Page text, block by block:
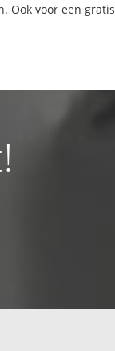
Ook voor een gratis